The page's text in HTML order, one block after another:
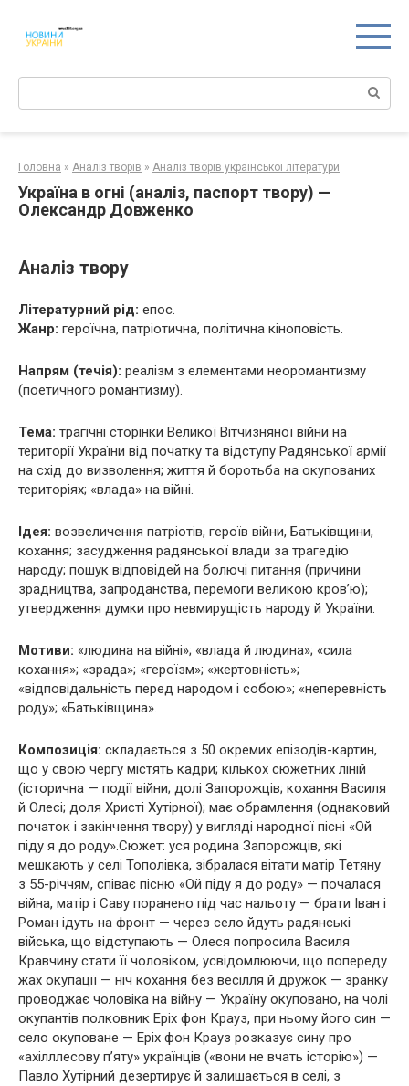
контенту
Поиск:
Головна » Аналіз творів » Аналіз творів української літератури
Україна в огні (аналіз, паспорт твору) —
Олександр Довженко
Аналіз твору
Літературний рід: епос.
Жанр: героїчна, патріотична, політична кіноповість.
Напрям (течія): реалізм з елементами неоромантизму
(поетичного романтизму).
Тема: трагічні сторінки Великої Вітчизняної війни на
території України від початку та відступу Радянської армії
на схід до визволення; життя й боротьба на окупованих
територіях; «влада» на війні.
Ідея: возвеличення патріотів, героїв війни, Батьківщини,
кохання; засудження радянської влади за трагедію
народу; пошук відповідей на болючі питання (причини
зрадництва, запроданства, перемоги великою кров’ю);
утвердження думки про невмирущість народу й України.
Мотиви: «людина на війні»; «влада й людина»; «сила
кохання»; «зрада»; «героїзм»; «жертовність»;
«відповідальність перед народом і собою»; «неперевність
роду»; «Батьківщина».
Композиція: складається з 50 окремих епізодів-картин,
що у свою чергу містять кадри; кількох сюжетних ліній
(історична — події війни; долі Запорожців; кохання Василя
й Олесі; доля Христі Хутірної); має обрамлення (однаковий
початок і закінчення твору) у вигляді народної пісні «Ой
піду я до роду».Сюжет: уся родина Запорожців, які
мешкають у селі Тополівка, зібралася вітати матір Тетяну
з 55-річчям, співає пісню «Ой піду я до роду» — почалася
війна, матір і Саву поранено під час нальоту — брати Іван і
Роман ідуть на фронт — через село йдуть радянські
війська, що відступають — Олеся попросила Василя
Кравчину стати її чоловіком, усвідомлюючи, що попереду
жах окупації — ніч кохання без весілля й дружок — зранку
проводжає чоловіка на війну — Україну окуповано, на чолі
окупантів полковник Еріх фон Крауз, при ньому його син —
село окуповане — Еріх фон Крауз розказує сину про
«ахілллесову п’яту» українців («вони не вчать історію») —
Павло Хутірний дезертирує й залишається в селі, з